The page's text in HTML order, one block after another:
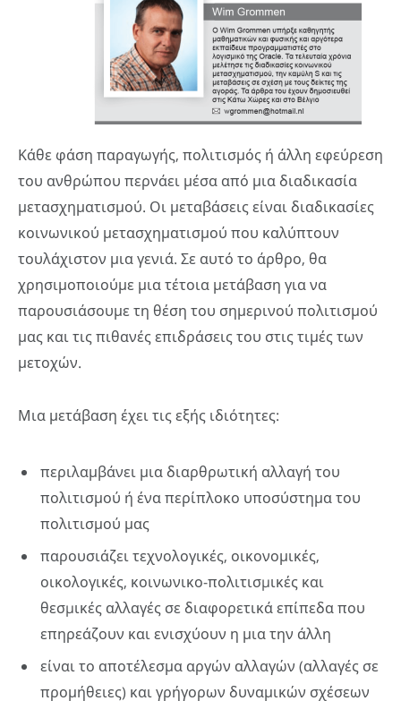
Κάθε φάση παραγωγής, πολιτισμός ή άλλη εφεύρεση
του ανθρώπου περνάει μέσα από μια διαδικασία
μετασχηματισμού. Οι μεταβάσεις είναι διαδικασίες
κοινωνικού μετασχηματισμού που καλύπτουν
τουλάχιστον μια γενιά. Σε αυτό το άρθρο, θα
χρησιμοποιούμε μια τέτοια μετάβαση για να
παρουσιάσουμε τη θέση του σημερινού πολιτισμού
μας και τις πιθανές επιδράσεις του στις τιμές των
μετοχών.
Μια μετάβαση έχει τις εξής ιδιότητες:
περιλαμβάνει μια διαρθρωτική αλλαγή του
πολιτισμού ή ένα περίπλοκο υποσύστημα του
πολιτισμού μας
παρουσιάζει τεχνολογικές, οικονομικές,
οικολογικές, κοινωνικο-πολιτισµικές και
θεσµικές αλλαγές σε διαφορετικά επίπεδα που
επηρεάζουν και ενισχύουν η μια την άλλη
είναι το αποτέλεσμα αργών αλλαγών (αλλαγές σε
προμήθειες) και γρήγορων δυναμικών σχέσεων